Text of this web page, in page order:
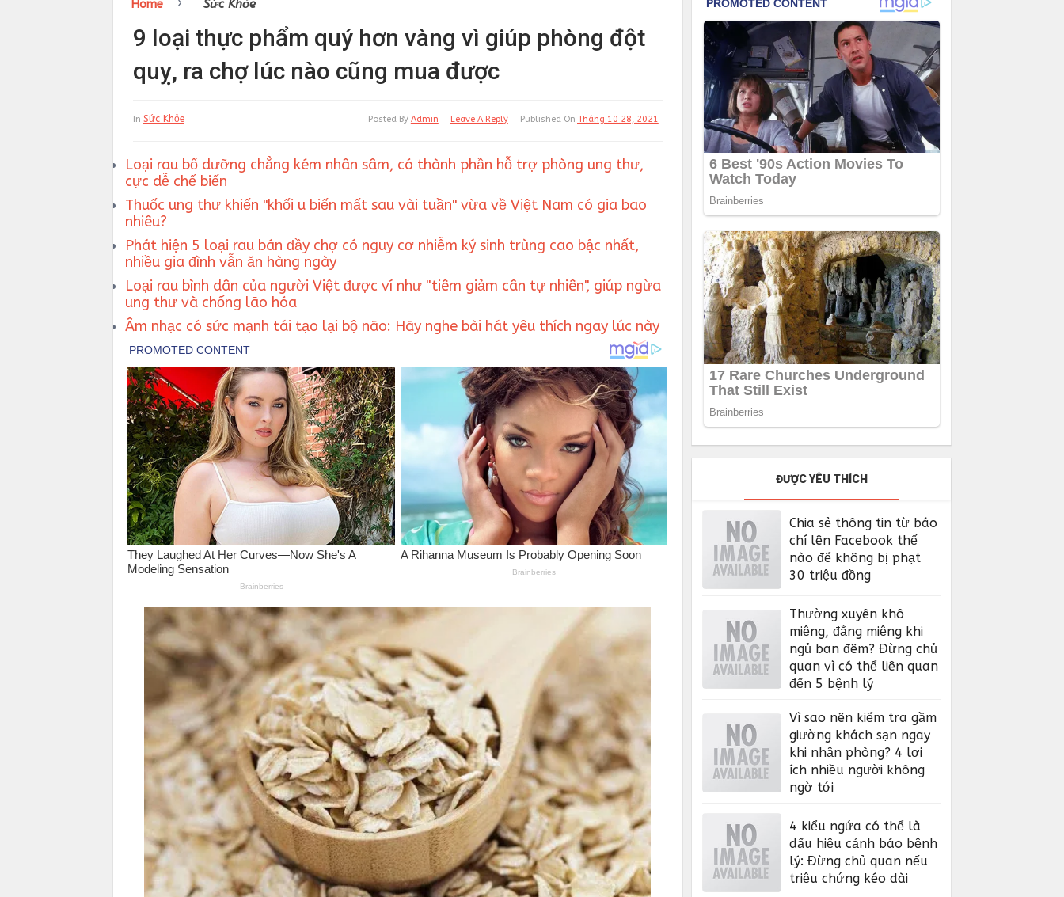
Home Sức Khỏe
9 loại thực phẩm quý hơn vàng vì giúp phòng đột
quỵ, ra chợ lúc nào cũng mua được
In Sức Khỏe Published On Tháng 10 28, 2021
Leave A Reply
Posted By Admin
Loại rau bổ dưỡng chẳng kém nhân sâm, có thành phần hỗ trợ phòng ung thư,
cực dễ chế biến
Thuốc ung thư khiến "khối u biến mất sau vài tuần" vừa về Việt Nam có gia bao
nhiêu?
Phát hiện 5 loại rau bán đầy chợ có nguy cơ nhiễm ký sinh trùng cao bậc nhất,
nhiều gia đình vẫn ăn hàng ngày
Loại rau bình dân của người Việt được ví như "tiêm giảm cân tự nhiên", giúp ngừa
ung thư và chống lão hóa
Âm nhạc có sức mạnh tái tạo lại bộ não: Hãy nghe bài hát yêu thích ngay lúc này
ĐƯỢC YÊU THÍCH
Chia sẻ thông tin từ báo
chí lên Facebook thế
nào để không bị phạt
30 triệu đồng
Thường xuyên khô
miệng, đắng miệng khi
ngủ ban đêm? Đừng chủ
quan vì có thể liên quan
đến 5 bệnh lý
Vì sao nên kiểm tra gầm
giường khách sạn ngay
khi nhận phòng? 4 lợi
ích nhiều người không
ngờ tới
4 kiểu ngứa có thể là
dấu hiệu cảnh báo bệnh
lý: Đừng chủ quan nếu
triệu chứng kéo dài